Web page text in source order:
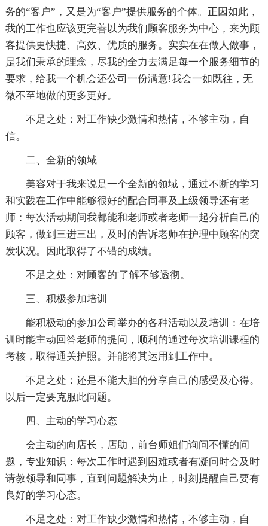
务的“客户”，又是为“客户”提供服务的个体。正因如此，
我的工作也应该更完善以为我们顾客服务为中心，来为顾
客提供更快捷、高效、优质的服务。实实在在做人做事，
是我们秉承的理念，尽我的全力去满足每一个服务细节的
要求，给我一个机会还公司一份满意!我会一如既往，无
微不至地做的更多更好。
不足之处：对工作缺少激情和热情，不够主动，自
信。
二、全新的领域
美容对于我来说是一个全新的领域，通过不断的学习
和实践在工作中能够很好的配合同事及上级领导还有老
师：每次活动期间我都能和老师或者老师一起分析自己的
顾客，做到三进三出，及时的告诉老师在护理中顾客的突
发状况。因此取得了不错的成绩。
不足之处：对顾客的'了解不够透彻。
三、积极参加培训
能积极动的参加公司举办的各种活动以及培训：在培
训时能主动回答老师的提问，顺利的通过每次培训课程的
考核，取得通关护照。并能将其运用到工作中。
不足之处：还是不能大胆的分享自己的感受及心得。
以后一定要克服此问题。
四、主动的学习心态
会主动的向店长，店助，前台师姐们询问不懂的问
题，专业知识：每次工作时遇到困难或者有凝问时会及时
请教领导和同事，直到问题解决为止，时刻提醒自己要有
良好的学习心态。
不足之处：对工作缺少激情和热情，不够主动，自